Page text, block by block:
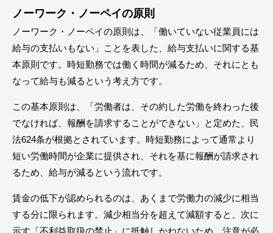
ノーワーク・ノーペイの原則
ノーワーク・ノーペイの原則は、「働いていない従業員には
給与の支払いもない」ことを表した、給与支払いに関する基
本原則です。時短勤務では働く時間が減るため、それにとも
なって給与も減るという考え方です。
この基本原則は、「労働者は、その約した労働を終わった後
でなければ、報酬を請求することができない」と定めた、民
法624条が根拠とされています。時短勤務によって通常より
短い労働時間が企業に提供され、それを基に報酬が請求され
るため、給与が減るという流れです。
賃金の低下が認められるのは、あくまで労働力の減少に相当
する分に限られます。減少相当分を超えて減額すると、次に
示す「不利益取扱の禁止」に抵触しかねないため、注意が必